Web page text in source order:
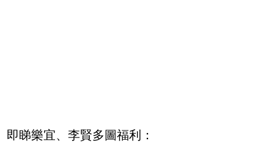
即睇樂宜、李賢多圖福利：